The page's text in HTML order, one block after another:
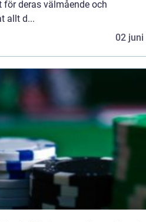
deras välmående och
allt d...
02 juni